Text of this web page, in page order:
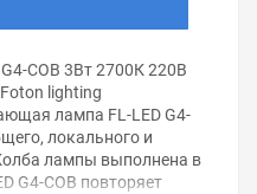
COB 3Вт 2700К 220В
lighting
лампа FL-LED G4-
локального и
лампы выполнена в
G4-COB повторяет